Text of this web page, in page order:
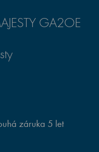
GA2OE
záruka 5 let